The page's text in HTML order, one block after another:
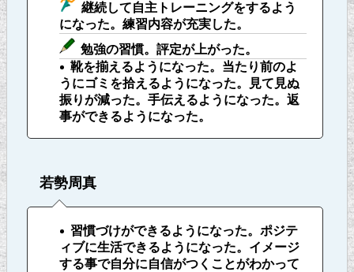
継続して自主トレーニングをするよう
になった。練習内容が充実した。
勉強の習慣。評定が上がった。
靴を揃えるようになった。当たり前のよ
うにゴミを拾えるようになった。見て見ぬ
振りが減った。手伝えるようになった。返
事ができるようになった。
若勢周真
習慣づけができるようになった。ポジテ
ィブに生活できるようになった。イメージ
する事で自分に自信がつくことがわかって